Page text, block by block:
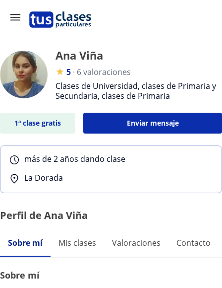
Ana Viña
★ 5 · 6 valoraciones
Clases de Universidad, clases de Primaria y
Secundaria, clases de Primaria
1ª clase gratis Enviar mensaje
más de 2 años dando clase
La Dorada
Perfil de Ana Viña
Sobre mí Mis clases Valoraciones Contacto
Sobre mí